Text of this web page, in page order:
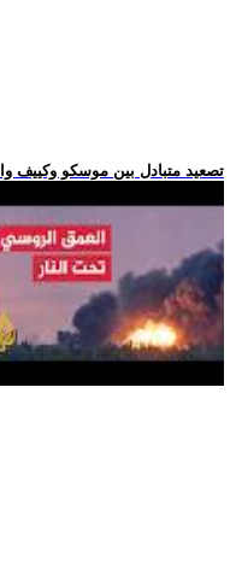
.. تصعيد متبادل بين موسكو